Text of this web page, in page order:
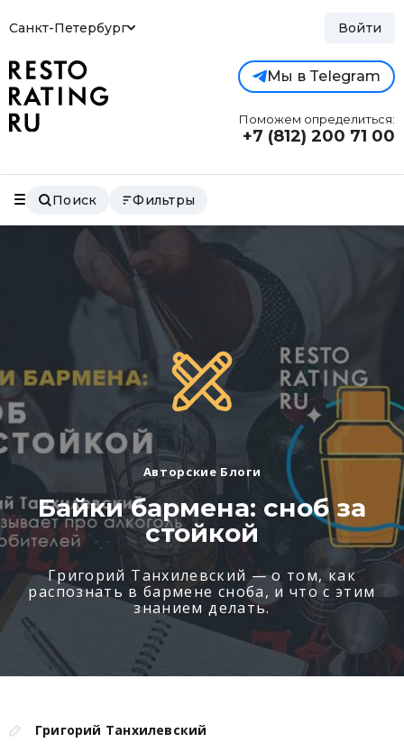
Санкт-Петербург Войти
Мы в Telegram
Поможем определиться:
+7 (812) 200 71 00
Поиск Фильтры
Авторские Блоги
Байки бармена: сноб за
стойкой
Григорий Танхилевский — о том, как
распознать в бармене сноба, и что с этим
знанием делать.
Григорий Танхилевский